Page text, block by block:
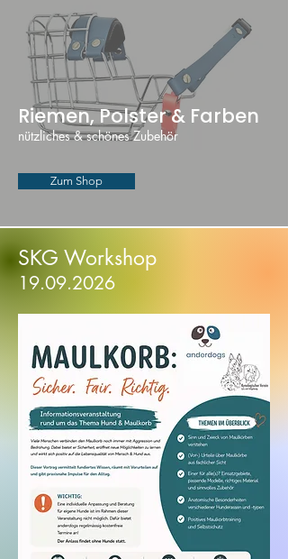
Riemen, Polster & Farben
nützliches & schönes Zubehör
Zum Shop
SKG Workshop
19.09.2026